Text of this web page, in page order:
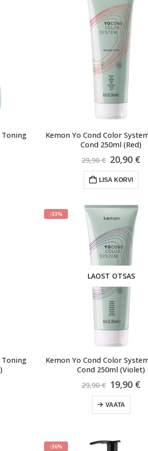
Toning
Kemon Yo Cond Color
Cond 250ml (Red)
29,90€ Algne
hind
oli:
29,90 €.
20,90 €
LISA KORVI
Toning
-33%
LAOST OTSAS
Kemon Yo Cond Color
Cond 250ml (Violet)
29,90€ Algne
hind
oli:
29,90 €.
19,90 €
VAATA
-36%